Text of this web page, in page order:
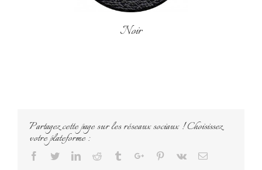
Noir
Partagez cette page sur les réseaux sociaux ! Choisissez
votre plateforme :
Facebook
TwitterLinkedinReddit TumblrGoogle+Pinterest
Vk Email